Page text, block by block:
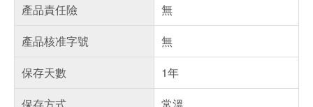
產品責任險
無
產品核准字號
無
保存天數
1年
保存方式
常溫